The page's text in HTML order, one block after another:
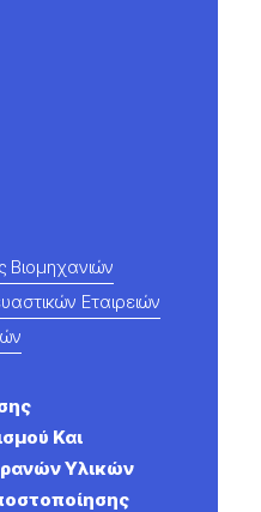
Βιομηχανιών
Εταιρειών
Και
Υλικών